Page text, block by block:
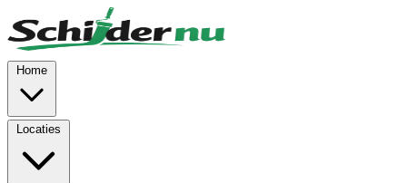
Skip to main content
Home
Locaties